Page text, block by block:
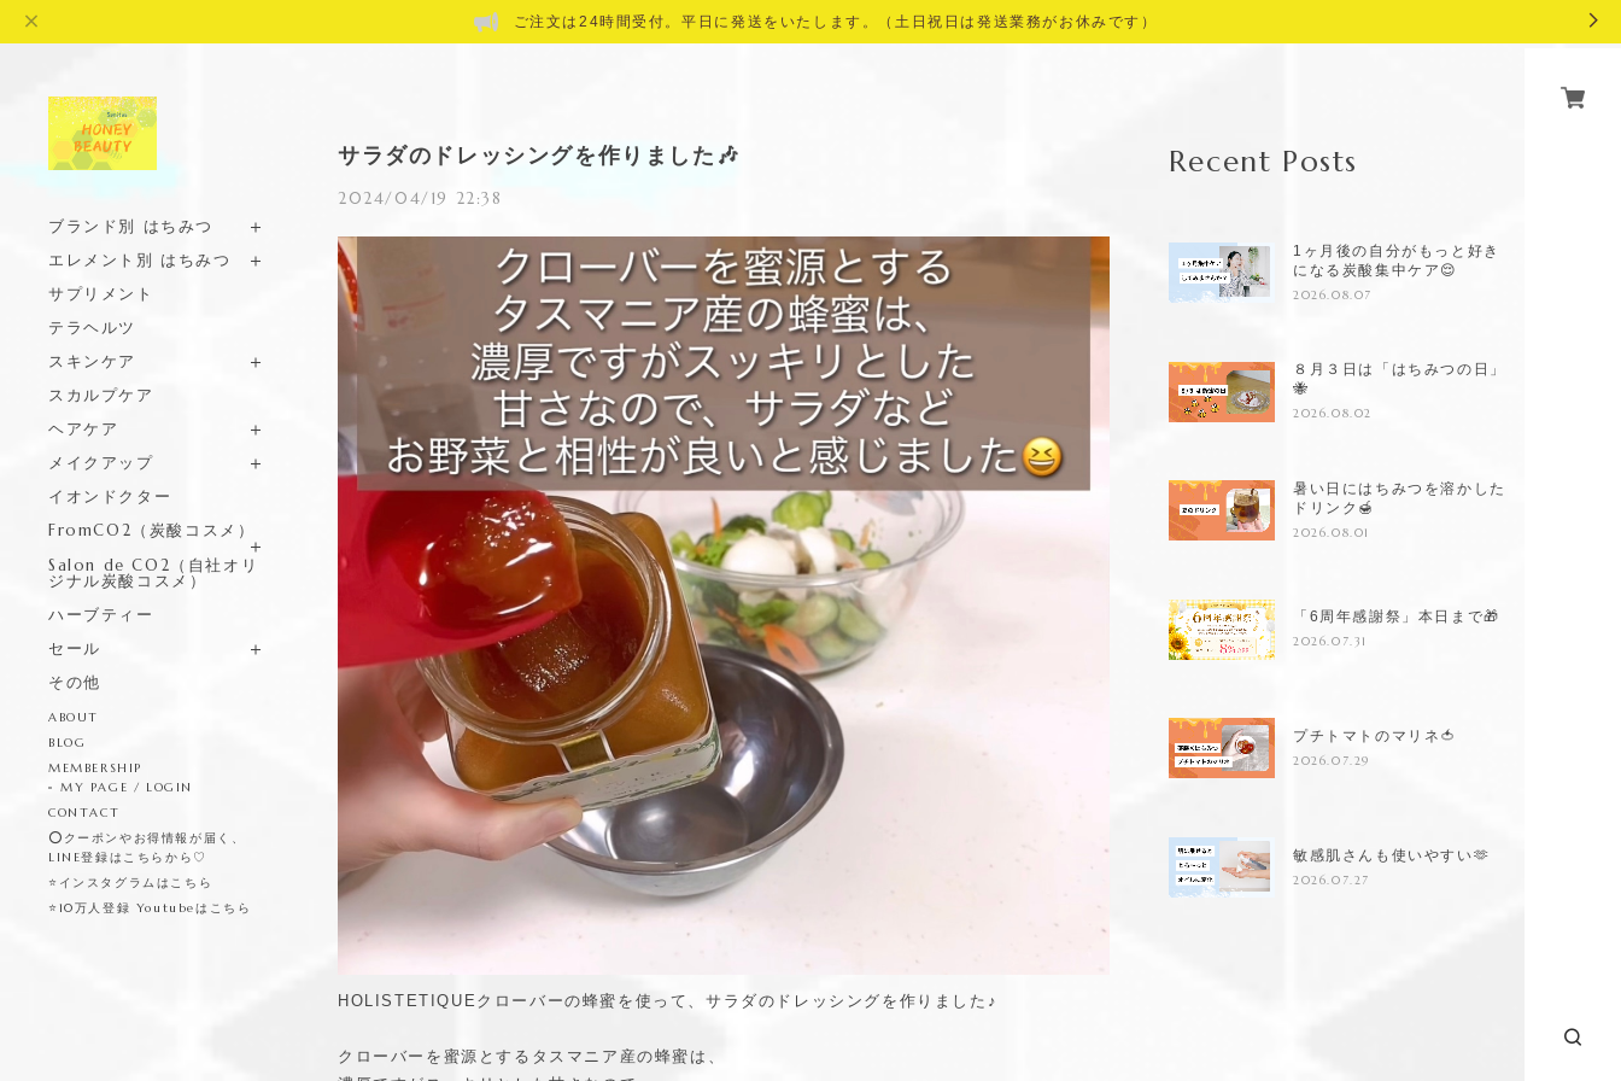
ご注文は24時間受付。平日に発送をいたします。（土日祝日は発送業務がお休みです）
ブランド別 はちみつ
エレメント別 はちみつ
サプリメント
テラヘルツ
スキンケア
スカルプケア
ヘアケア
メイクアップ
イオンドクター
FromCO2（炭酸コスメ）
Salon de CO2（自社オリ
ジナル炭酸コスメ）
ハーブティー
セール
その他
ABOUT
BLOG
MEMBERSHIP
MY PAGE / LOGIN
CONTACT
⭕️クーポンやお得情報が届く、
LINE登録はこちらから♡
⭐️インスタグラムはこちら
⭐️10万人登録 Youtubeはこちら
サラダのドレッシングを作りました🎶
2024/04/19 22:38
HOLISTETIQUEクローバーの蜂蜜を使って、サラダのドレッシングを作りました♪
クローバーを蜜源とするタスマニア産の蜂蜜は、
Recent Posts
1ヶ月後の自分がもっと好き
になる炭酸集中ケア😌
2026.08.07
８月３日は「はちみつの日」
🐝
2026.08.02
暑い日にはちみつを溶かした
ドリンク🍯
2026.08.01
「6周年感謝祭」本日まで🎁
2026.07.31
プチトマトのマリネ🍅
2026.07.29
敏感肌さんも使いやすい🫶
2026.07.27